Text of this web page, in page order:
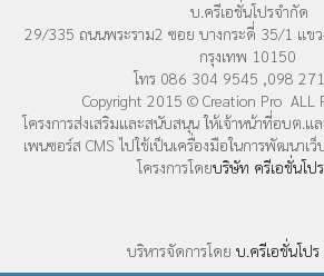
บ.ครีเอชั่นโปรจำกัด
29/335 ถนนพระราม2 ซอย บางกระดี่ 35/1 แข
กรุงเทพ 10150
โทร 086 304 9545 ,098
Copyright 2015 © Creation Pro ALL
โครงการส่งเสริมและสนับสนุน ให้เจ้าหน้าที่อบต.แ
เพนซอร์ส CMS ไปใช้เป็นเครื่องมือในการพัฒนาเ
โครงการโดยบริษัท ครีเอชั่นโป
บริหารจัดการโดย บ.ครีเอชั่นโป